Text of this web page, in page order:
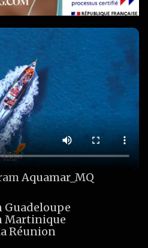
Aquamar_MQ
Guadeloupe
Martinique
Réunion